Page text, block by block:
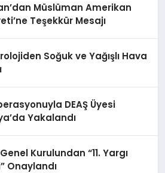
Müslüman Amerikan
Teşekkür Mesajı
Soğuk ve Yağışlı Hava
DEAŞ Üyesi
Yakalandı
Kurulundan “11. Yargı
Onaylandı